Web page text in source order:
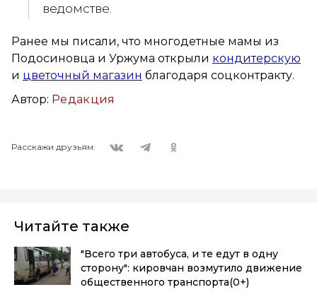
ведомстве.
Ранее мы писали, что многодетные мамы из
Подосиновца и Уржума открыли кондитерскую
и цветочный магазин благодаря соцконтракту.
Автор: Редакция
Расскажи друзьям:
Читайте также
"Всего три автобуса, и те едут в одну
сторону": кировчан возмутило движение
общественного транспорта(0+)